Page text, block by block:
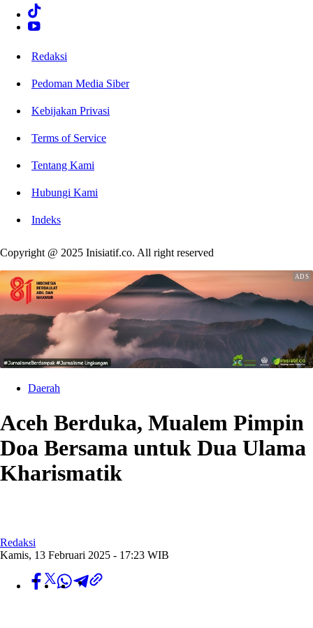
Redaksi
Pedoman Media Siber
Kebijakan Privasi
Terms of Service
Tentang Kami
Hubungi Kami
Indeks
Copyright @ 2025 Inisiatif.co. All right reserved
Daerah
Aceh Berduka, Mualem Pimpin
Doa Bersama untuk Dua Ulama
Kharismatik
Redaksi
Kamis, 13 Februari 2025 - 17:23 WIB